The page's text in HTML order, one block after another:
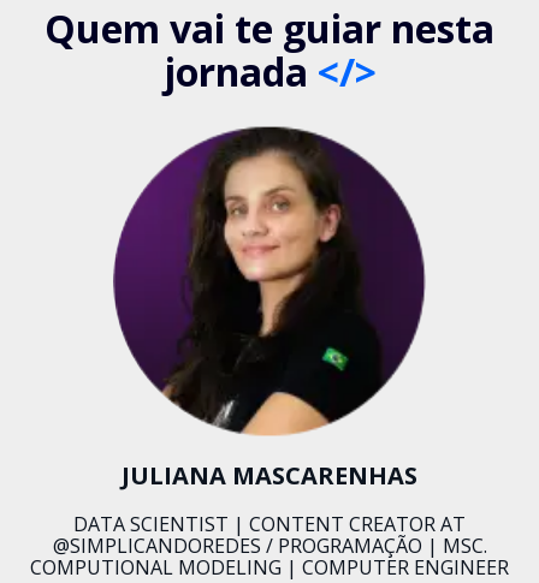
Quem vai te guiar nesta
jornada </>
JULIANA MASCARENHAS
DATA SCIENTIST | CONTENT CREATOR AT
@SIMPLICANDOREDES / PROGRAMAÇÃO | MSC.
COMPUTIONAL MODELING | COMPUTER ENGINEER